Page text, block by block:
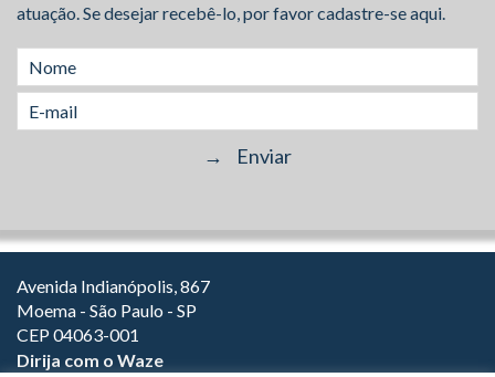
atuação. Se desejar recebê-lo, por favor cadastre-se aqui.
Avenida Indianópolis, 867
Moema - São Paulo - SP
CEP 04063-001
Dirija com o Waze